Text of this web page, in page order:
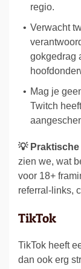
regio.
Verwacht
gokgedrag
Mag je
Twitch
💡 Praktische
zien we, wat
voor 18+
referral-links,
TikTok
TikTok heeft
dan ook erg